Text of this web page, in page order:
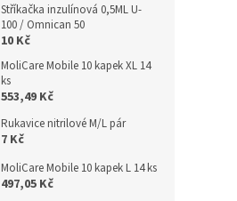
Stříkačka inzulínová 0,5ML U-
100 / Omnican 50
10 Kč
MoliCare Mobile 10 kapek XL 14
ks
553,49 Kč
Rukavice nitrilové M/L pár
7 Kč
MoliCare Mobile 10 kapek L 14 ks
497,05 Kč